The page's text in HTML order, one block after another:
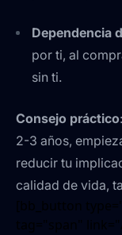
Dependencia
por ti, al
sin ti.
Consejo práctico
2-3 años,
reducir tu
calidad de vida,